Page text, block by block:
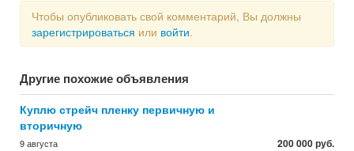
Чтобы опубликовать свой комментарий, Вы должны
зарегистрироваться или войти.
Другие похожие объявления
Куплю стрейч пленку первичную и
вторичную
9 августа 200 000 руб.